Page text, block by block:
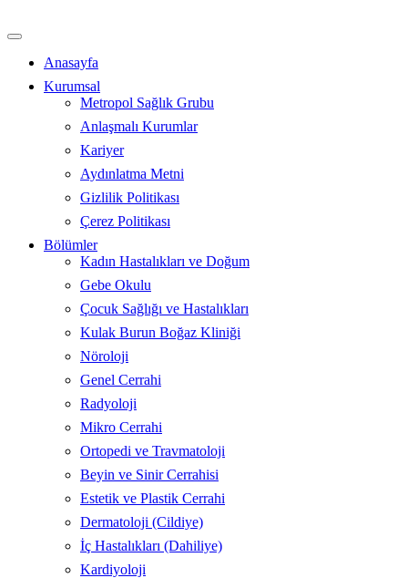
atla
Anasayfa
Kurumsal
Metropol Sağlık Grubu
Anlaşmalı Kurumlar
Kariyer
Aydınlatma Metni
Gizlilik Politikası
Çerez Politikası
Bölümler
Kadın Hastalıkları ve Doğum
Gebe Okulu
Çocuk Sağlığı ve Hastalıkları
Kulak Burun Boğaz Kliniği
Nöroloji
Genel Cerrahi
Radyoloji
Mikro Cerrahi
Ortopedi ve Travmatoloji
Beyin ve Sinir Cerrahisi
Estetik ve Plastik Cerrahi
Dermatoloji (Cildiye)
İç Hastalıkları (Dahiliye)
Kardiyoloji